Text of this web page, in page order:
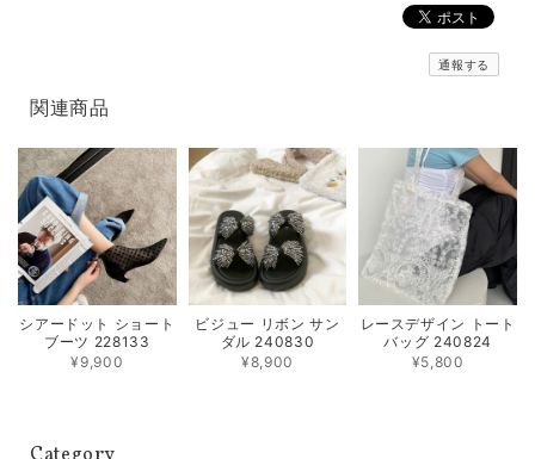
通報する
関連商品
シアードット ショート
ブーツ 228133
¥9,900
ビジュー リボン サン
ダル 240830
¥8,900
レースデザイン トート
バッグ 240824
¥5,800